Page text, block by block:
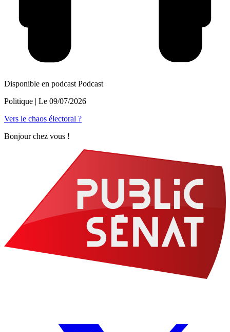
Disponible en podcast Podcast
Politique | Le 09/07/2026
Vers le chaos électoral ?
Bonjour chez vous !